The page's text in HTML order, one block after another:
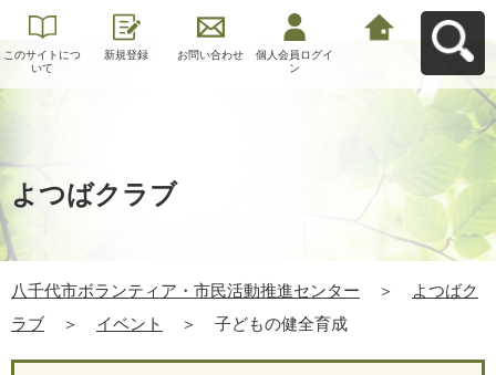
このサイトにつ
いて
新規登録 お問い合わせ
個人会員ログイ
ン
よつばクラブ
八千代市ボランティア・市民活動推進センター ＞
よつばク
ラブ
＞ イベント ＞ 子どもの健全育成